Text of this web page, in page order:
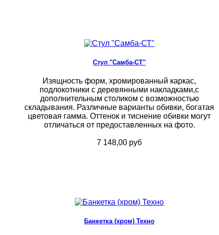
Стул "Самба-СТ"
Изящность форм, хромированный каркас,
подлокотники с деревянными накладками,с
дополнительным столиком с возможностью
складывания. Различные варианты обивки, богатая
цветовая гамма. Оттенок и тиснение обивки могут
отличаться от предоставленных на фото.
7 148,00 руб
Банкетка (хром) Техно